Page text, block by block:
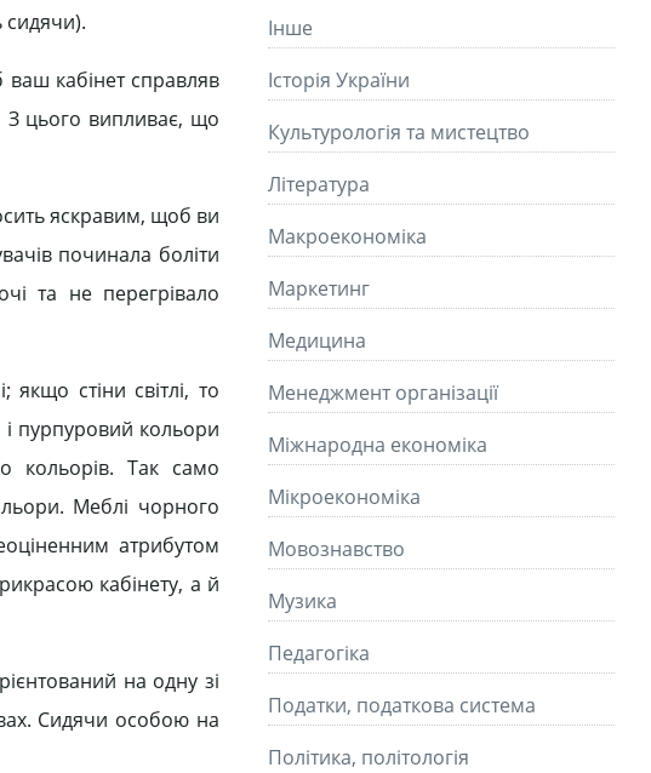
сидячи).
ваш кабінет справляв
З цього випливає, що
яскравим, щоб ви
починала боліти
та не перегрівало
стіни світлі, то
пурпуровий кольори
кольорів. Так само
Меблі чорного
атрибутом
кабінету, а й
на одну зі
Сидячи особою на
Інше
Історія України
Культурологія та мистецтво
Літературa
Макроекономіка
Маркетинг
Медицина
Менеджмент організації
Міжнародна економіка
Мікроекономіка
Мовознавство
Музика
Педагогіка
Податки, податкова система
Політика, політологія